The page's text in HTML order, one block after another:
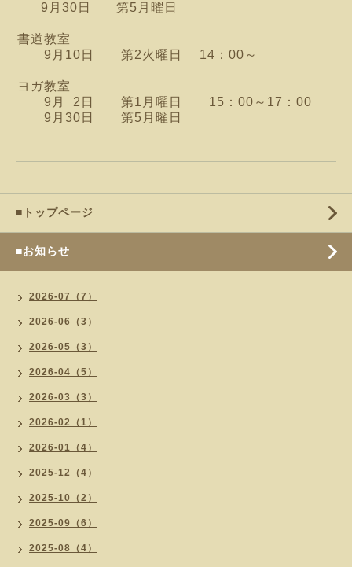
9月30日 第5月曜日
書道教室
9月10日 第2火曜日
14：00～
ヨガ教室
9月 2日 第1月曜日 15：00～17：00
9月30日 第5月曜日
■トップページ
■お知らせ
2026-07（7）
2026-06（3）
2026-05（3）
2026-04（5）
2026-03（3）
2026-02（1）
2026-01（4）
2025-12（4）
2025-10（2）
2025-09（6）
2025-08（4）